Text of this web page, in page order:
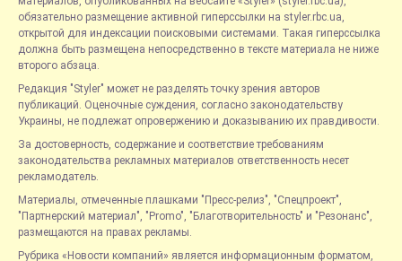
обязательно размещение активной гиперссылки на styler.rbc.ua,
открытой для индексации поисковыми системами. Такая гиперссылка
должна быть размещена непосредственно в тексте материала не ниже
второго абзаца.
Редакция "Styler" может не разделять точку зрения авторов
публикаций. Оценочные суждения, согласно законодательству
Украины, не подлежат опровержению и доказыванию их правдивости.
За достоверность, содержание и соответствие требованиям
законодательства рекламных материалов ответственность несет
рекламодатель.
Материалы, отмеченные плашками "Пресс-релиз", "Спецпроект",
"Партнерский материал", "Promo", "Благотворительность" и "Резонанс",
размещаются на правах рекламы.
Рубрика «Новости компаний» является информационным форматом,